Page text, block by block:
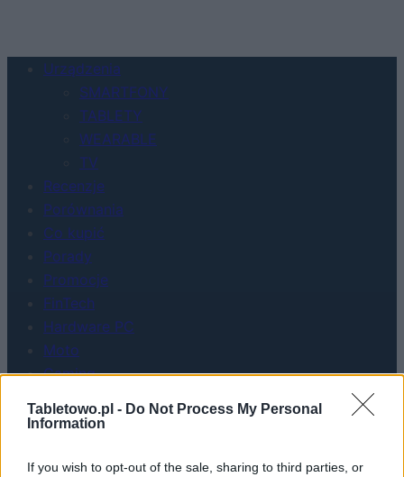
Tabletowo.pl - Do Not Process My Personal
Information
If you wish to opt-out of the sale, sharing to third parties, or
Urządzenia
SMARTFONY
TABLETY
WEARABLE
TV
Recenzje
Porównania
Co kupić
Porady
Promocje
FinTech
Hardware PC
Moto
Gaming
Redakcja
Kontakt